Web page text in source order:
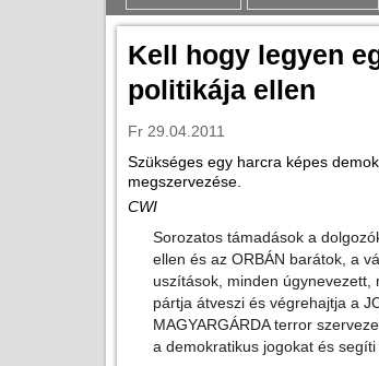
Kell hogy legyen
politikája ellen
Fr 29.04.2011
Szükséges egy harcra képes
megszervezése.
CWI
Sorozatos támadások a
ellen és az ORBÁN barátok, a
uszítások, minden
pártja átveszi és végrehajtja a
MAGYARGÁRDA terror
a demokratikus jogokat és